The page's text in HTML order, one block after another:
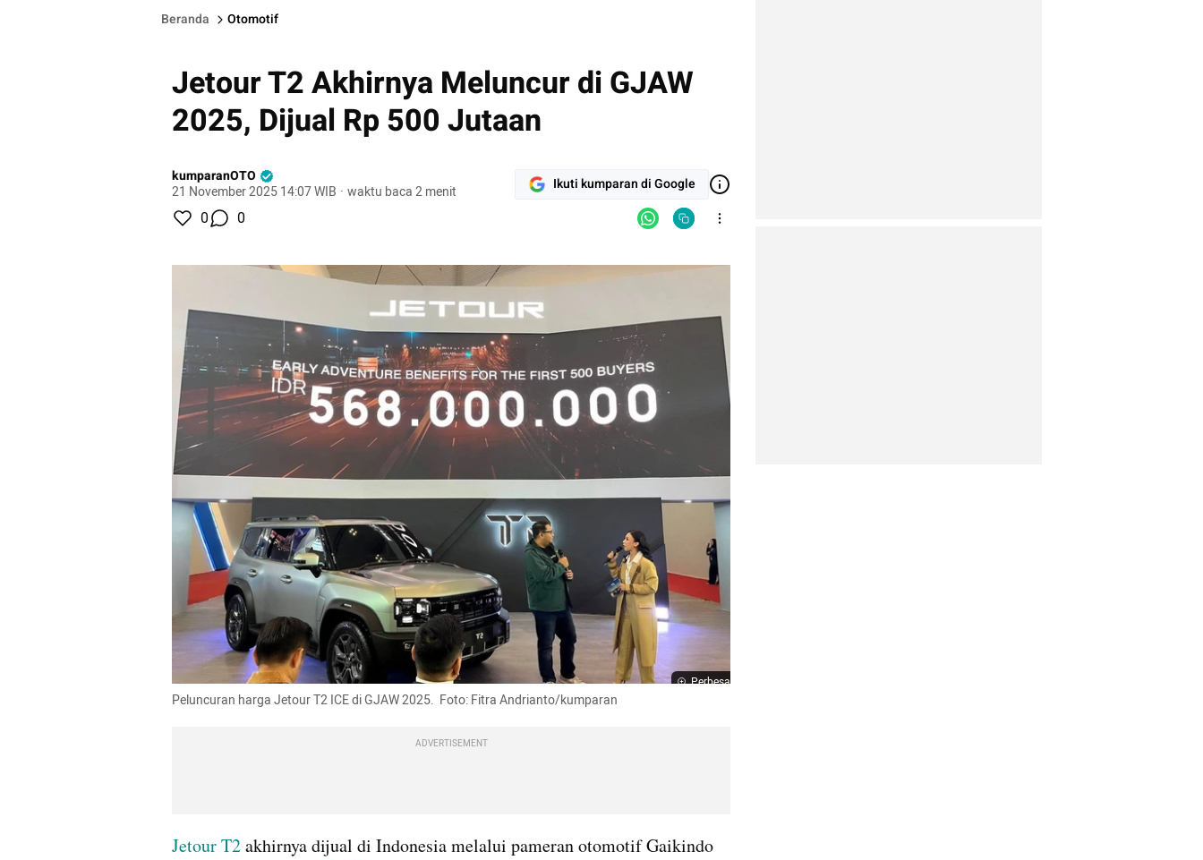
Beranda Otomotif
Jetour T2 Akhirnya Meluncur di GJAW
2025, Dijual Rp 500 Jutaan
kumparanOTO
21 November 2025 14:07 WIB · waktu baca 2 menit Ikuti kumparan di Google
0 0
Perbesar
Peluncuran harga Jetour T2 ICE di GJAW 2025.  Foto: Fitra Andrianto/kumparan
ADVERTISEMENT
Jetour T2 akhirnya dijual di Indonesia melalui pameran otomotif Gaikindo